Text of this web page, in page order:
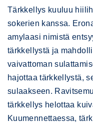
Tärkkellys kuuluu
sokerien kanssa.
amylaasi nimistä
tärkkellystä ja
vaivattoman
hajottaa tärkkellystä,
sulaakseen.
tärkkellys helottaa
Kuumennettaessa,